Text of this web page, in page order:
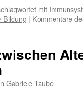
mit
Bildung | Kommentare
Gabriele Taube